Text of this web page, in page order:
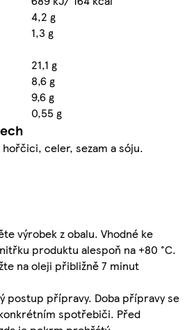
4,2 g
1,3 g
21,1 g
8,6 g
9,6 g
0,55 g
celer, sezam a sóju.
výrobek z obalu. Vhodné ke
produktu alespoň na +80 °C.
na oleji přibližně 7 minut
postup přípravy. Doba přípravy se
spotřebiči. Před